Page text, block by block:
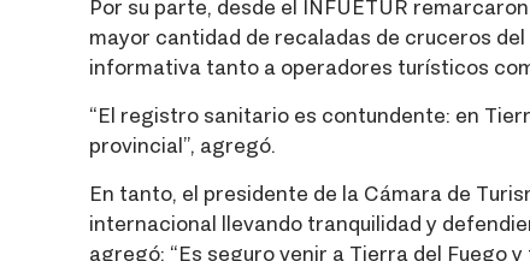
Por su parte, desde el INFUETUR
mayor cantidad de recaladas de cruceros
informativa tanto a operadores turísticos
“El registro sanitario es contundente: en
provincial”, agregó.
En tanto, el presidente de la Cámara de
internacional llevando tranquilidad y
agregó: “Es seguro venir a Tierra del Fuego